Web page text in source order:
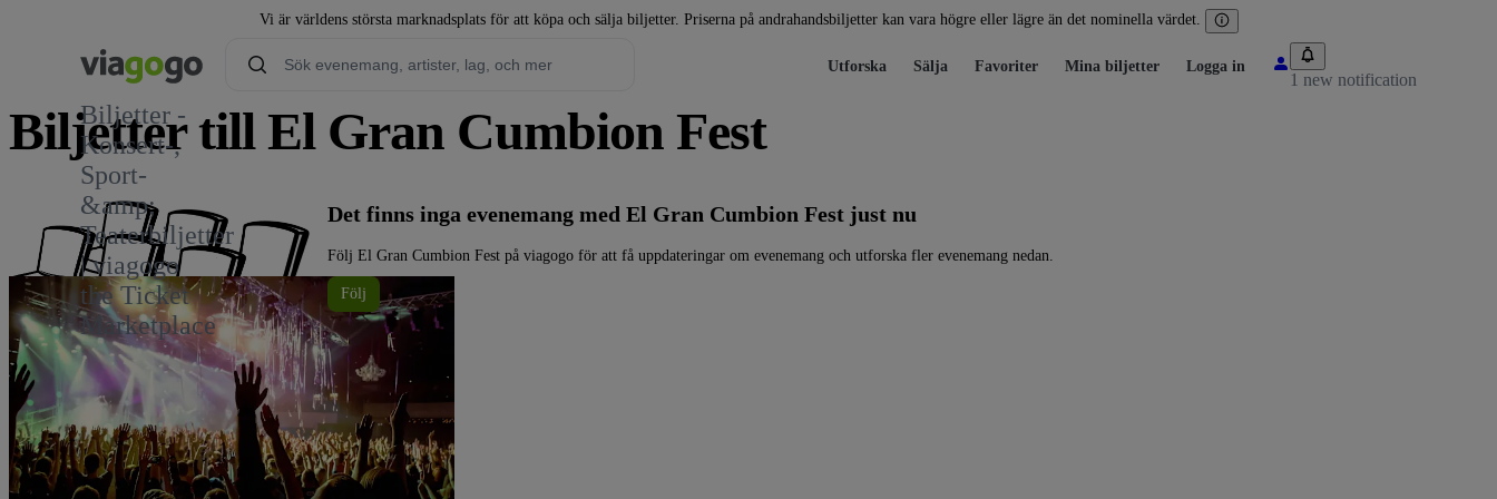
Vi är världens största marknadsplats för att köpa och sälja biljetter. Priserna på andrahandsbiljetter kan vara högre eller lägre än det nominella värdet.
Biljetter -
Konsert-,
Sport-
&amp;
Teaterbiljetter
| viagogo
the Ticket
Marketplace
Utforska Sälja Favoriter Mina biljetter Logga in
1 new notification
Biljetter till El Gran Cumbion Fest
Det finns inga evenemang med El Gran Cumbion Fest just nu
Följ El Gran Cumbion Fest på viagogo för att få uppdateringar om evenemang och utforska fler evenemang nedan.
Följ